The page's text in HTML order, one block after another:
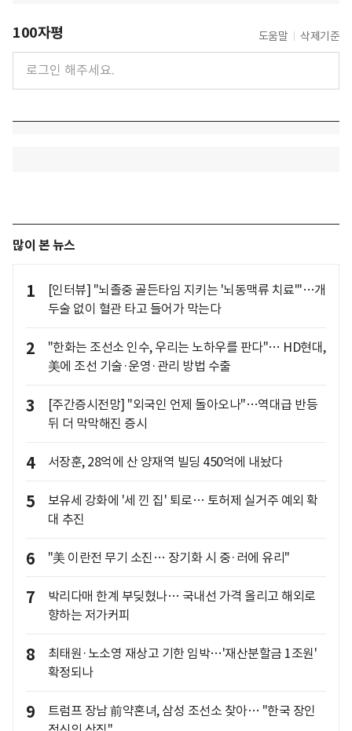
100자평 도움말 삭제기준
많이 본 뉴스
1
[인터뷰] "뇌졸중 골든타임 지키는 '뇌동맥류 치료'"…개
두술 없이 혈관 타고 들어가 막는다
2
"한화는 조선소 인수, 우리는 노하우를 판다"… HD현대,
美에 조선 기술·운영·관리 방법 수출
3
[주간증시전망] "외국인 언제 돌아오나"…역대급 반등
뒤 더 막막해진 증시
4 서장훈, 28억에 산 양재역 빌딩 450억에 내놨다
5
보유세 강화에 '세 낀 집' 퇴로… 토허제 실거주 예외 확
대 추진
6 "美 이란전 무기 소진… 장기화 시 중·러에 유리"
7
박리다매 한계 부딪혔나… 국내선 가격 올리고 해외로
향하는 저가커피
8
최태원·노소영 재상고 기한 임박…'재산분할금 1조원'
확정되나
9
트럼프 장남 前약혼녀, 삼성 조선소 찾아… "한국 장인